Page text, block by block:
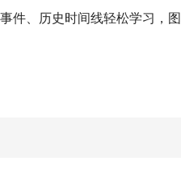
件、历史时间线轻松学习，图